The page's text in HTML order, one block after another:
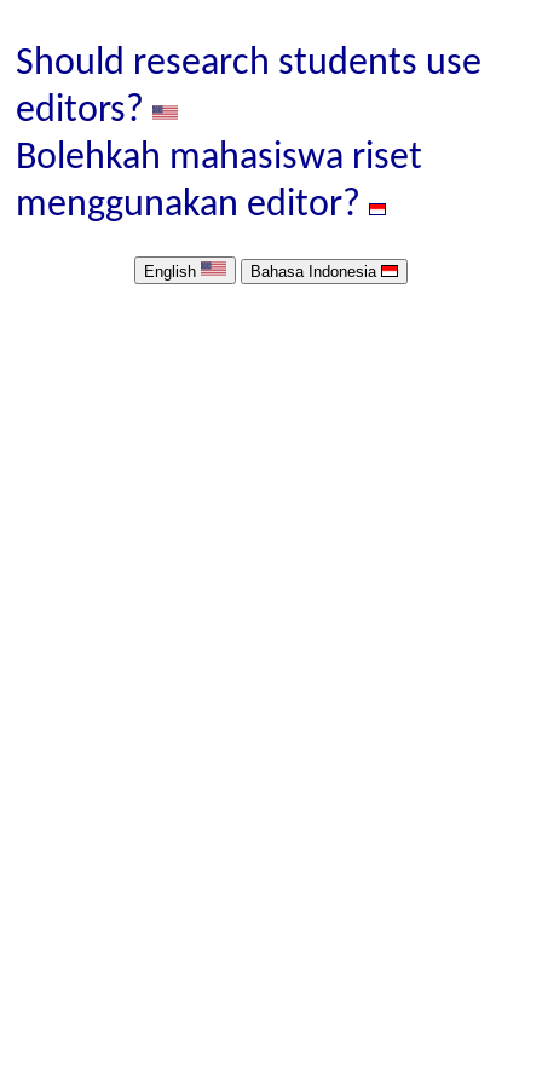
Should research students use
editors?
Bolehkah mahasiswa riset
menggunakan editor?
English Bahasa Indonesia